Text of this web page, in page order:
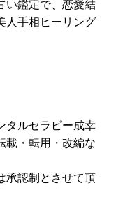
い鑑定で、恋愛結
人手相ヒーリング
タルセラピー成幸
載・転用・改編な
承認制とさせて頂